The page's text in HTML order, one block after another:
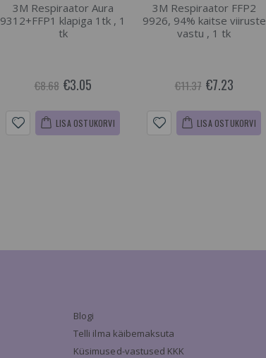
3M Respiraator Aura
9312+FFP1 klapiga 1tk , 1
tk
€8.68 €3.05
LISA OSTUKORVI
3M Respiraator FFP2
9926, 94% kaitse viiruste
vastu , 1 tk
€11.37 €7.23
LISA OSTUKORVI
Blogi
Telli ilma käibemaksuta
Küsimused-vastused KKK